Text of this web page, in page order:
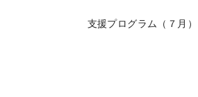
支援プログラム（７月）